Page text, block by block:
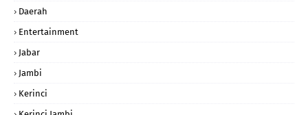
Daerah
Entertainment
Jabar
Jambi
Kerinci